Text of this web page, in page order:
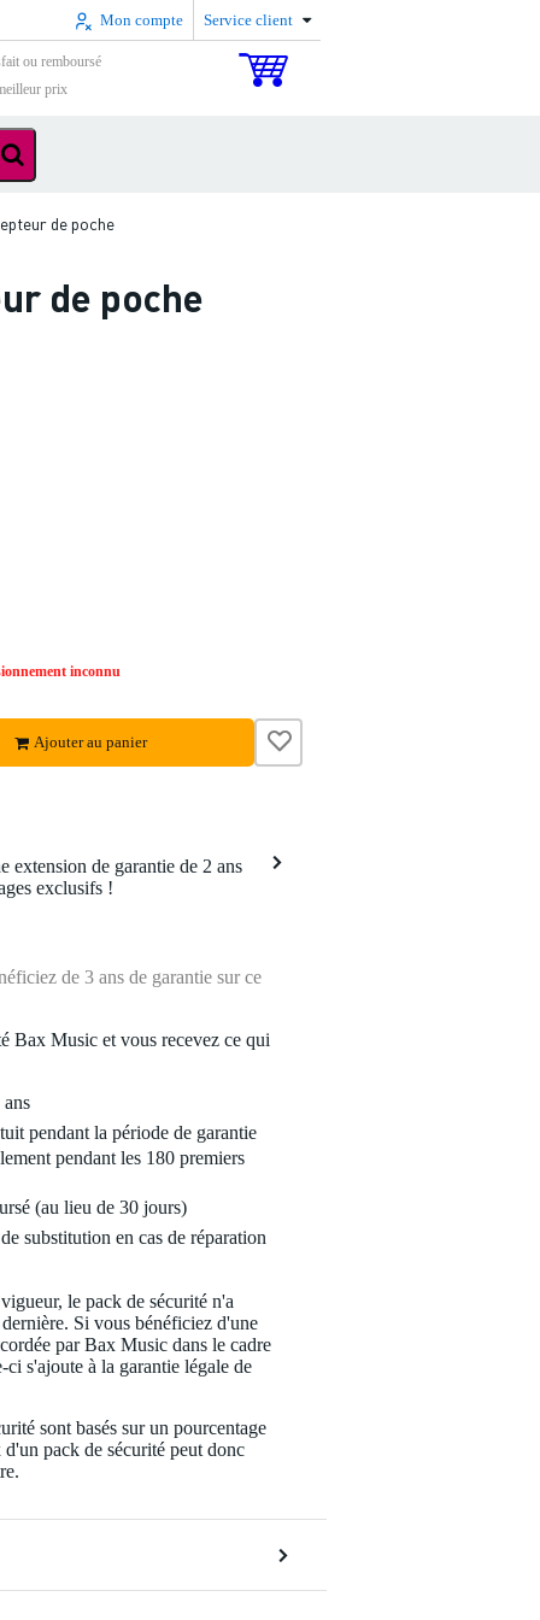
Mon compte Service client
ou remboursé
prix
de poche
de poche
inconnu
Ajouter au panier
extension de garantie de 2 ans
exclusifs !
de 3 ans de garantie sur ce
Bax Music et vous recevez ce qui
pendant la période de garantie
pendant les 180 premiers
(au lieu de 30 jours)
substitution en cas de réparation
le pack de sécurité n'a
Si vous bénéficiez d'une
par Bax Music dans le cadre
s'ajoute à la garantie légale de
sont basés sur un pourcentage
pack de sécurité peut donc